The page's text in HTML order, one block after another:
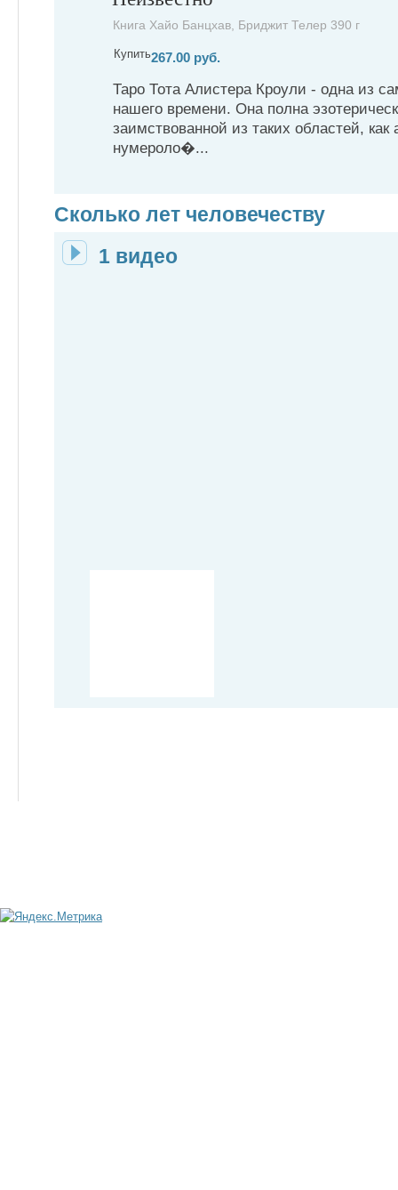
Книга Хайо Банцхав, Бриджит Телер 390 г
Купить267.00 руб.
Таро Тота Алистера Кроули - одна из
нашего времени. Она полна
заимствованной из таких областей, как
нумероло�...
Сколько лет человечеству
1 видео